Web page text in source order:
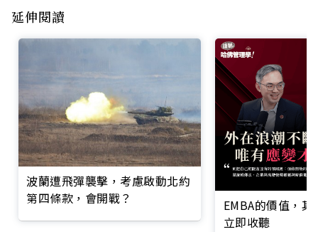
延伸閱讀
波蘭遭飛彈襲擊，考慮啟動北約
第四條款，會開戰？
EMBA的價值，
立即收聽